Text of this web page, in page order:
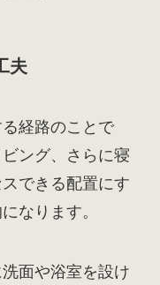
夫
経路のことで
ング、さらに寝
できる配置にす
なります。
面や浴室を設け